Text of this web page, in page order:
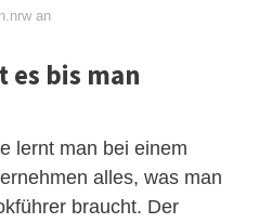
an
es bis man
lernt man bei einem
alles, was man
braucht. Der